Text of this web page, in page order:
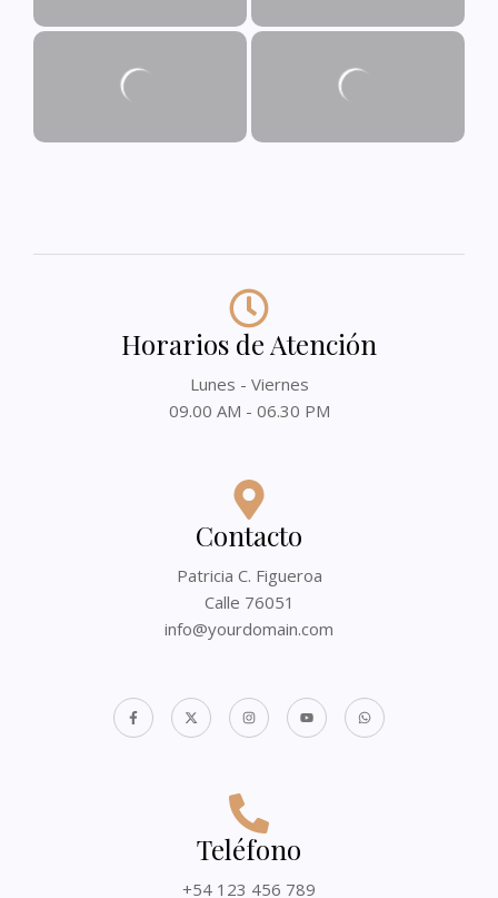
Horarios de Atención
Lunes - Viernes
09.00 AM - 06.30 PM
Contacto
Patricia C. Figueroa
Calle 76051
info@yourdomain.com
Teléfono
+54 123 456 789